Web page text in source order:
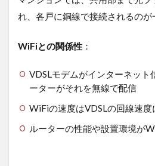
の役
割の
1.3
イン
ター
ネッ
ト接
式を
れ、各戸に銅線で接続されるのが
WiFiとの関係性 ：
VDSLモデムがインターネッ
ーターがそれを無線で配信
WiFiの速度はVDSLの回線速度
ルーターの性能や設置環境が